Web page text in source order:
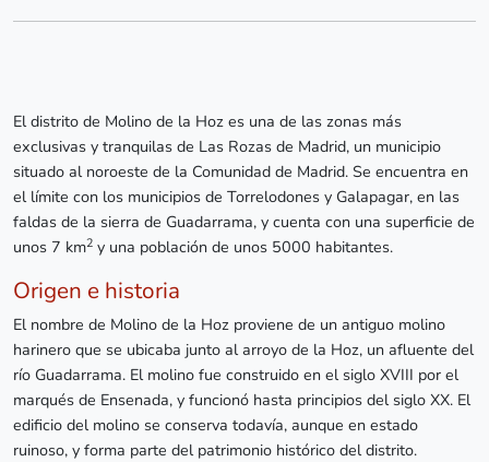
El distrito de Molino de la Hoz es una de las zonas más
exclusivas y tranquilas de Las Rozas de Madrid, un municipio
situado al noroeste de la Comunidad de Madrid. Se encuentra en
el límite con los municipios de Torrelodones y Galapagar, en las
faldas de la sierra de Guadarrama, y cuenta con una superficie de
unos 7 km2 y una población de unos 5000 habitantes.
Origen e historia
El nombre de Molino de la Hoz proviene de un antiguo molino
harinero que se ubicaba junto al arroyo de la Hoz, un afluente del
río Guadarrama. El molino fue construido en el siglo XVIII por el
marqués de Ensenada, y funcionó hasta principios del siglo XX. El
edificio del molino se conserva todavía, aunque en estado
ruinoso, y forma parte del patrimonio histórico del distrito.